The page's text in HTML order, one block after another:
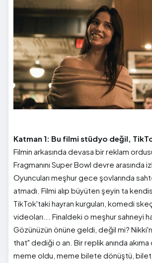
Katman 1: Bu filmi stüdyo değil,
Filmin arkasında devasa bir reklam
Fragmanını Super Bowl devre arasında
Oyuncuları meşhur gece şovlarında
atmadı. Filmi alıp büyüten şeyin ta
TikTok'taki hayran kurguları, komedi
videoları... Finaldeki o meşhur sahneyi
Gözünüzün önüne geldi, değil mi?
that" dediği o an. Bir replik anında
meme oldu, meme bilete dönüştü,